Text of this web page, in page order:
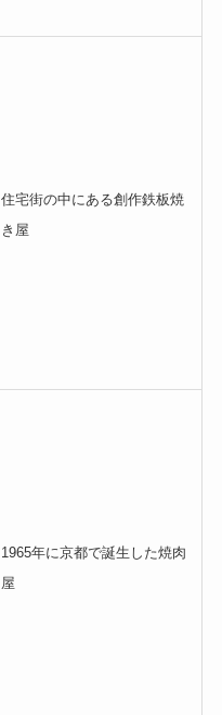
住宅街の中にある創作鉄板焼
き屋
1965年に京都で誕生した焼肉
屋